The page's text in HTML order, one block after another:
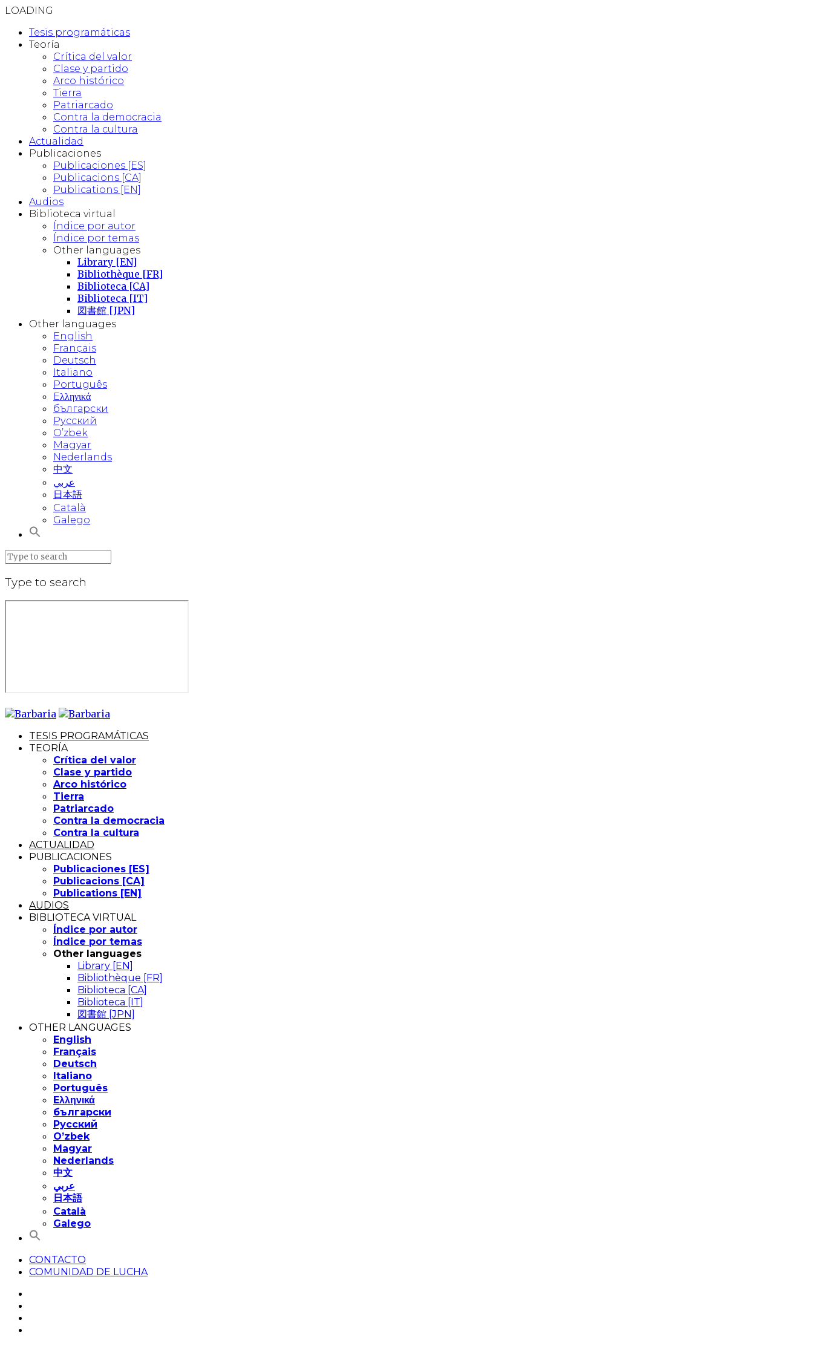
LOADING
Tesis programáticas
Teoría
Crítica del valor
Clase y partido
Arco histórico
Tierra
Patriarcado
Contra la democracia
Contra la cultura
Actualidad
Publicaciones
Publicaciones [ES]
Publicacions [CA]
Publications [EN]
Audios
Biblioteca virtual
Índice por autor
Índice por temas
Other languages
Library [EN]
Bibliothèque [FR]
Biblioteca [CA]
Biblioteca [IT]
図書館 [JPN]
Other languages
English
Français
Deutsch
Italiano
Português
Eλληνικά
български
Русский
O’zbek
Magyar
Nederlands
中文
عربي
日本語
Català
Galego
Type to search
TESIS PROGRAMÁTICAS
TEORÍA
Crítica del valor
Clase y partido
Arco histórico
Tierra
Patriarcado
Contra la democracia
Contra la cultura
ACTUALIDAD
PUBLICACIONES
Publicaciones [ES]
Publicacions [CA]
Publications [EN]
AUDIOS
BIBLIOTECA VIRTUAL
Índice por autor
Índice por temas
Other languages
Library [EN]
Bibliothèque [FR]
Biblioteca [CA]
Biblioteca [IT]
図書館 [JPN]
OTHER LANGUAGES
English
Français
Deutsch
Italiano
Português
Eλληνικά
български
Русский
O’zbek
Magyar
Nederlands
中文
عربي
日本語
Català
Galego
CONTACTO
COMUNIDAD DE LUCHA